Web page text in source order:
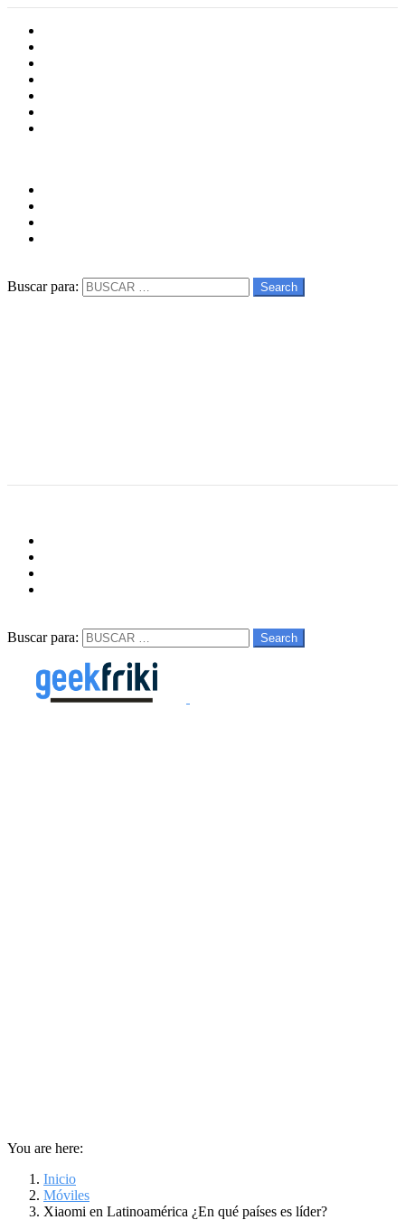
Buscar para:
Search
Buscar para:
Search
You are here:
Inicio
Móviles
Xiaomi en Latinoamérica ¿En qué países es líder?